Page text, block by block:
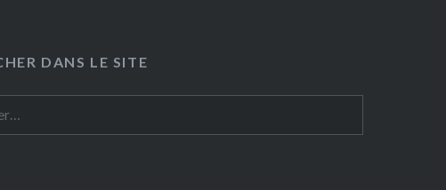
DANS LE SITE